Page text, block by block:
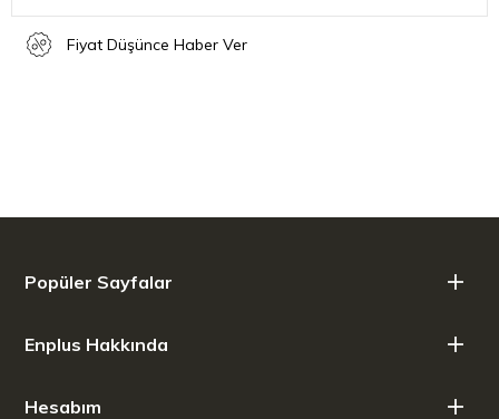
Fiyat Düşünce Haber Ver
Popüler Sayfalar
Enplus Hakkında
Hesabım